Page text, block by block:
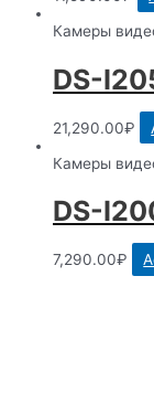
Камеры
DS-
21,290.00₽
Камеры
DS-
7,290.00₽